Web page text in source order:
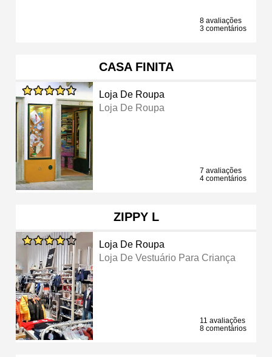
8 avaliações
3 comentários
CASA FINITA
Loja De Roupa
Loja De Roupa
7 avaliações
4 comentários
ZIPPY L
Loja De Roupa
Loja De Vestuário Para Criança
11 avaliações
8 comentários